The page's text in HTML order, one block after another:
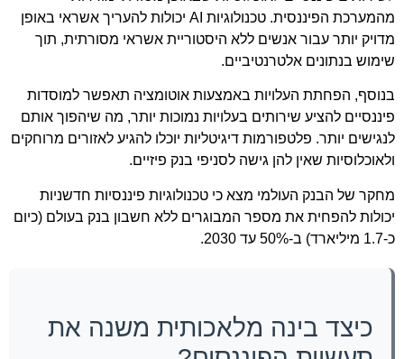
מהמערכת הפיננסית. טכנולוגיות AI יכולות להעריך אשראי באופן
מדויק יותר עבור אנשים ללא היסטוריית אשראי מסורתית, תוך
שימוש בנתונים אלטרנטיביים.
בנוסף, הפחתת העלויות באמצעות אוטומציה תאפשר למוסדות
פיננסיים להציע שירותים בעלויות נמוכות יותר, מה שיהפוך אותם
לנגישים יותר. פלטפורמות דיגיטליות יוכלו להגיע לאזורים מרוחקים
ולאוכלוסיות שאין להן גישה לסניפי בנק פיזיים.
מחקר של הבנק העולמי מצא כי טכנולוגיות פיננסיות חדשניות
יכולות להפחית את מספר המבוגרים ללא חשבון בנק בעולם (כיום
כ-1.7 מיליארד) ב-50% עד 2030.
כיצד בינה מלאכותית משנה את